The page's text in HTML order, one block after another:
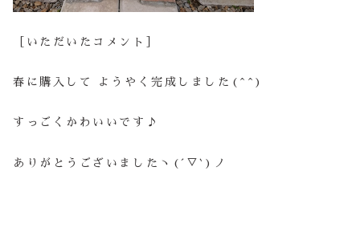
［いただいたコメント］
春に購入して ようやく完成しました(^^)
すっごくかわいいです♪
ありがとうございましたヽ(´▽`)ノ